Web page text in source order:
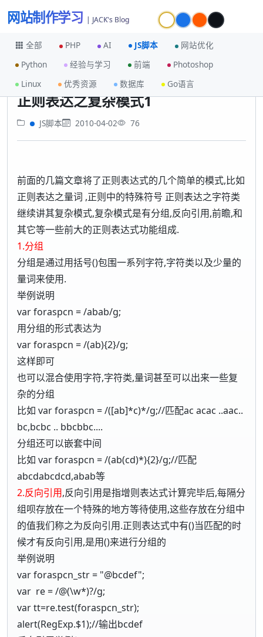
网站制作学习 | JACK's Blog
全部 PHP AI JS脚本
网站优化
Python
经验与学习 前端
Photoshop
Linux
优秀资源 数据库 Go语言
首页 正则表达之复杂模式1
正则表达之复杂模式1
JS脚本 2010-04-02 76
前面的几篇文章将了正则表达式的几个简单的模式,比如
正则表达之量词 ,正则中的特殊符号 正则表达之字符类
继续讲其复杂模式,复杂模式是有分组,反向引用,前瞻,和
其它等一些前大的正则表达式功能组成.
1.分组
分组是通过用括号()包围一系列字符,字符类以及少量的
量词来使用.
举例说明
var foraspcn = /abab/g;
用分组的形式表达为
var foraspcn = /(ab){2}/g;
这样即可
也可以混合使用字符,字符类,量词甚至可以出来一些复
杂的分组
比如 var foraspcn = /([ab]*c)*/g;//匹配ac acac ..aac..
bc,bcbc .. bbcbbc....
分组还可以嵌套中间
比如 var foraspcn = /(ab(cd)*){2}/g;//匹配
abcdabcdcd,abab等
2.反向引用,反向引用是指增则表达式计算完毕后,每隔分
组呗存放在一个特殊的地方等待使用,这些存放在分组中
的值我们称之为反向引用.正则表达式中有()当匹配的时
候才有反向引用,是用()来进行分组的
举例说明
var foraspcn_str = "@bcdef";
var re =/@(\w*)?/g;
var tt=re.test(foraspcn_str);
alert(RegExp.$1);//输出bcdef